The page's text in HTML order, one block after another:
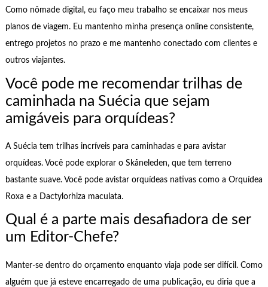
Como nômade digital, eu faço meu trabalho se encaixar nos meus
planos de viagem. Eu mantenho minha presença online consistente,
entrego projetos no prazo e me mantenho conectado com clientes e
outros viajantes.
Você pode me recomendar trilhas de
caminhada na Suécia que sejam
amigáveis para orquídeas?
A Suécia tem trilhas incríveis para caminhadas e para avistar
orquídeas. Você pode explorar o Skåneleden, que tem terreno
bastante suave. Você pode avistar orquídeas nativas como a Orquídea
Roxa e a Dactylorhiza maculata.
Qual é a parte mais desafiadora de ser
um Editor-Chefe?
Manter-se dentro do orçamento enquanto viaja pode ser difícil. Como
alguém que já esteve encarregado de uma publicação, eu diria que a